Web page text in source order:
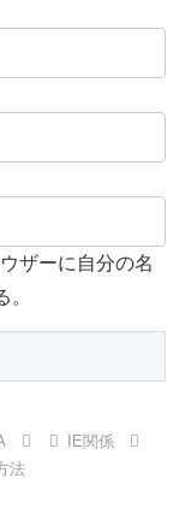
ザーに自分の名
IE関係
法